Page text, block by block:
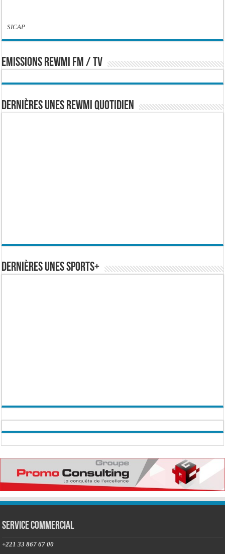
SICAP
EMISSIONS REWMI FM / TV
Dernières Unes Rewmi Quotidien
Dernières Unes Sports+
Service commercial
+221 33 867 67 00